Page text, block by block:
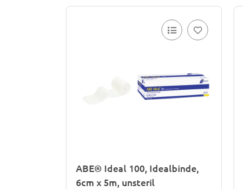
ABE® Ideal 100, Idealbinde,
6cm x 5m, unsteril